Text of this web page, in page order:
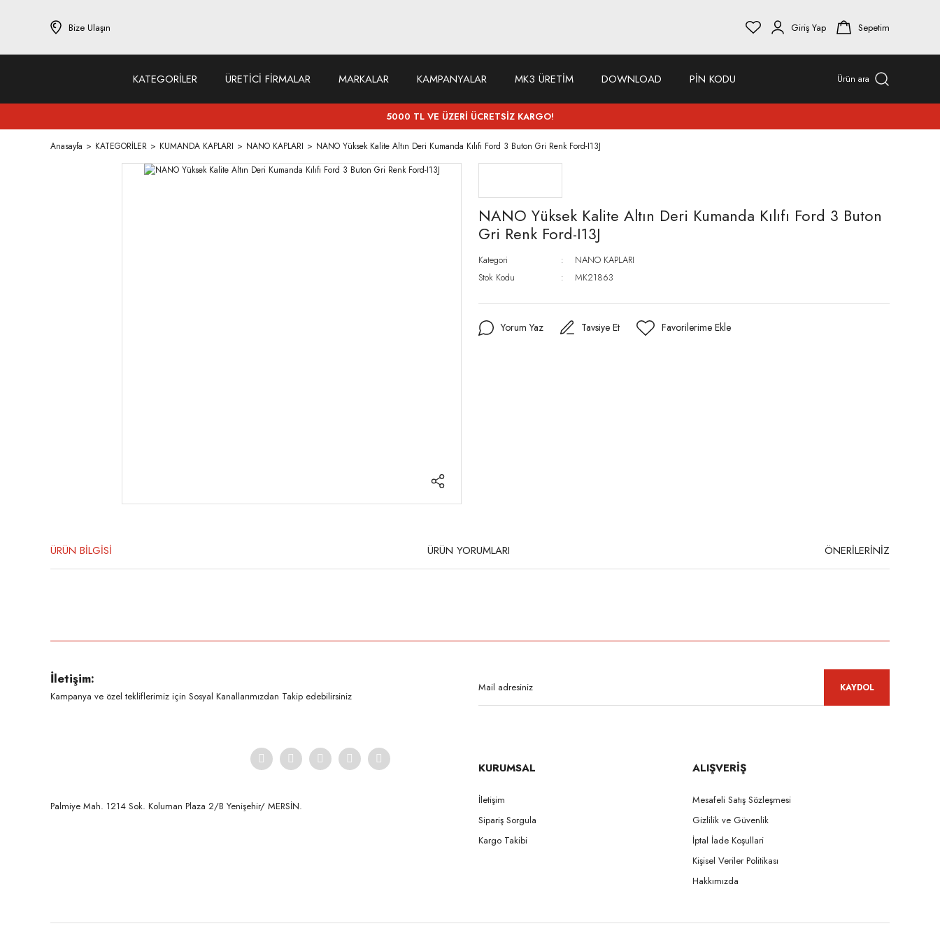
Bize Ulaşın Giriş Yap Sepetim
KATEGORİLER ÜRETİCİ FİRMALAR MARKALAR KAMPANYALAR MK3 ÜRETİM DOWNLOAD PİN KODU Ürün ara
5000 TL VE ÜZERİ ÜCRETSİZ KARGO!
Anasayfa KATEGORİLER KUMANDA KAPLARI NANO KAPLARI NANO Yüksek Kalite Altın Deri Kumanda Kılıfı Ford 3 Buton Gri Renk Ford-I13J
NANO Yüksek Kalite Altın Deri Kumanda Kılıfı Ford 3 Buton
Gri Renk Ford-I13J
Kategori
NANO KAPLARI
Stok Kodu
MK21863
Yorum Yaz Tavsiye Et
ÜRÜN BİLGİSİ ÜRÜN YORUMLARI ÖNERİLERİNİZ
Ürün açıklamasında eksik bilgiler bulunuyor.
Ürün bilgilerinde hatalar bulunuyor.
İletişim:
Kampanya ve özel tekliflerimiz için Sosyal Kanallarımızdan Takip edebilirsiniz
KAYDOL
Palmiye Mah. 1214 Sok. Koluman Plaza 2/B Yenişehir/ MERSİN.ㅤㅤㅤㅤㅤㅤㅤㅤㅤㅤㅤㅤㅤㅤㅤㅤㅤㅤㅤㅤㅤㅤㅤㅤㅤㅤㅤㅤㅤㅤㅤㅤㅤㅤㅤ ㅤㅤㅤㅤㅤㅤㅤㅤㅤㅤ
KURUMSAL
İletişim
Sipariş Sorgula
Kargo Takibi
ALIŞVERİŞ
Mesafeli Satış Sözleşmesi
Gizlilik ve Güvenlik
İptal İade Koşullari
Kişisel Veriler Politikası
Hakkımızda